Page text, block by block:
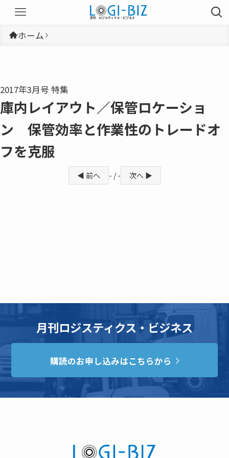
ホーム
2017年3月号 特集
庫内レイアウト／保管ロケーショ
ン 保管効率と作業性のトレードオ
フを克服
◀ 前へ - / - 次へ ▶
月刊ロジスティクス・ビジネス
購読のお申し込みはこちらから